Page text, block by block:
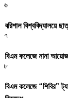
৬
বরিশাল বিশ্ববিদ্যালয়ে
৭
বিএম কলেজে নানা
৮
বিএম কলেজে “শিবির”